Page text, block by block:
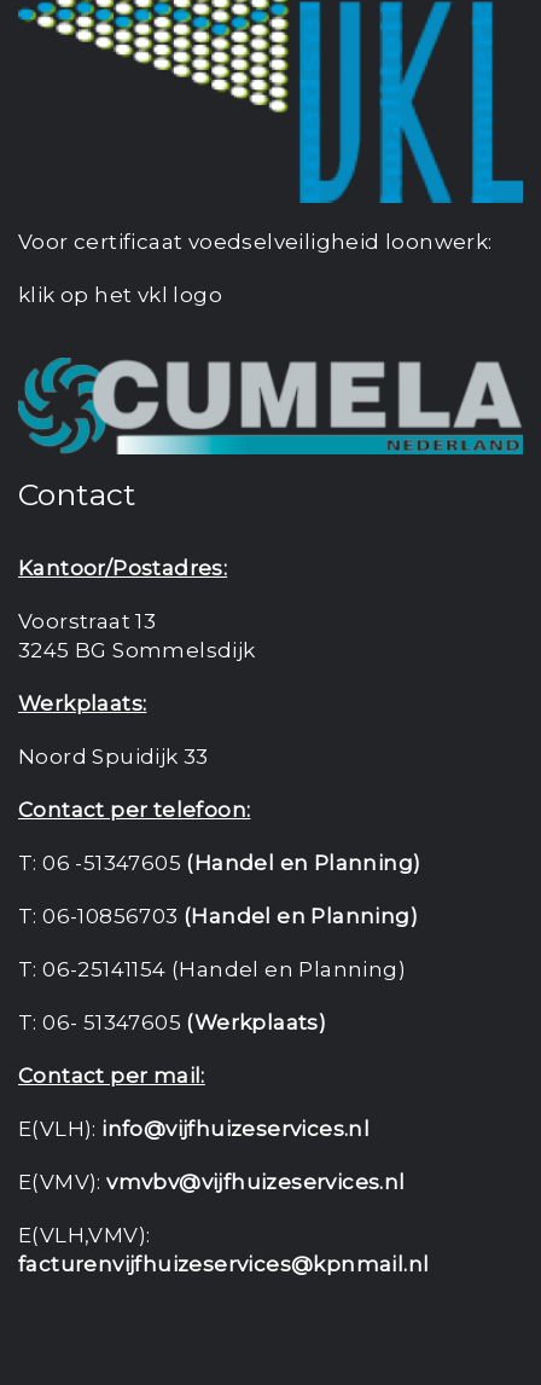
Voor certificaat voedselveiligheid loonwerk:
klik op het vkl logo
Contact
Kantoor/Postadres:
Voorstraat 13
3245 BG Sommelsdijk
Werkplaats:
Noord Spuidijk 33
Contact per telefoon:
T: 06 -51347605 (Handel en Planning)
T: 06-10856703 (Handel en Planning)
T: 06-25141154 (Handel en Planning)
T: 06- 51347605 (Werkplaats)
Contact per mail:
E(VLH): info@vijfhuizeservices.nl
E(VMV):vmvbv@vijfhuizeservices.nl
E(VLH,VMV):
facturenvijfhuizeservices@kpnmail.nl